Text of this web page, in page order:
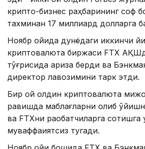
крипто-бизнес раҳбарининг соф
тахминан 17 миллиард долларга
Ноябр ойида дунёдаги иккинчи
криптовалюта биржаси FТХ
тўғрисида ариза берди ва
директор лавозимини тарк этди.
Бир ой олдин криптовалюта
равишда маблағларни олиб
ва FТХни рақобатчиларга
муваффақиятсиз тугади.